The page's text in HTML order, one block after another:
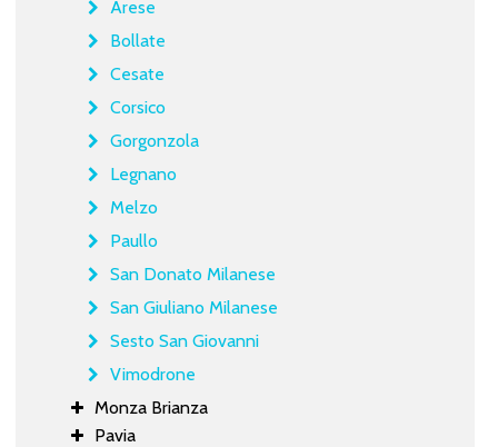
Arese
Bollate
Cesate
Corsico
Gorgonzola
Legnano
Melzo
Paullo
San Donato Milanese
San Giuliano Milanese
Sesto San Giovanni
Vimodrone
Monza Brianza
Pavia